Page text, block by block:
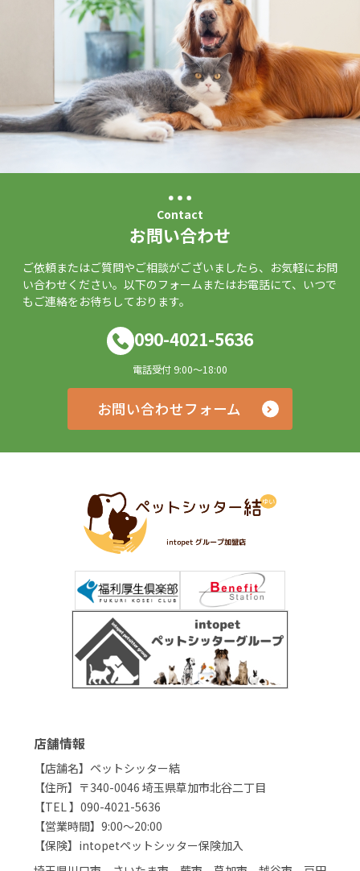
Contact
お問い合わせ
ご依頼またはご質問やご相談がございましたら、お気軽にお問
い合わせください。以下のフォームまたはお電話にて、いつで
もご連絡をお待ちしております。
090-4021-5636
電話受付 9:00～18:00
お問い合わせフォーム
店舗情報
【店舗名】ペットシッター結
【住所】〒340-0046 埼玉県草加市北谷二丁目
【TEL 】090-4021-5636
【営業時間】9:00～20:00
【保険】intopetペットシッター保険加入